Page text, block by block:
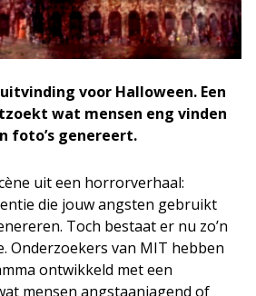
voor Halloween. Een
wat mensen eng vinden
foto’s genereert.
uit een horrorverhaal:
die jouw angsten gebruikt
Toch bestaat er nu zo’n
Onderzoekers van MIT hebben
ontwikkeld met een
mensen angstaanjagend of